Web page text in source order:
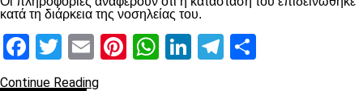
κατά τη διάρκεια της νοσηλείας του.
Facebook
Twitter
EmailPinterest
WhatsApp
LinkedIn
Telegram
Continue Reading